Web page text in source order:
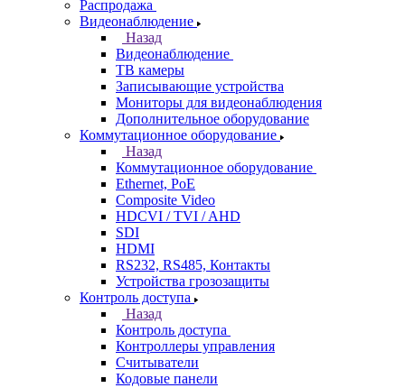
Распродажа
Видеонаблюдение
Назад
Видеонаблюдение
ТВ камеры
Записывающие устройства
Мониторы для видеонаблюдения
Дополнительное оборудование
Коммутационное оборудование
Назад
Коммутационное оборудование
Ethernet, PoE
Composite Video
HDCVI / TVI / AHD
SDI
HDMI
RS232, RS485, Контакты
Устройства грозозащиты
Контроль доступа
Назад
Контроль доступа
Контроллеры управления
Считыватели
Кодовые панели